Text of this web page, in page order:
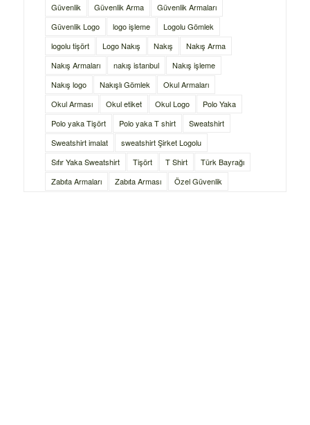
Güvenlik
Güvenlik Arma
Güvenlik Armaları
Güvenlik Logo
logo işleme
Logolu Gömlek
logolu tişört
Logo Nakış Nakış
Nakış Arma
Nakış Armaları
nakış istanbul
Nakış işleme
Nakış logo
Nakışlı Gömlek
Okul Armaları
Okul Arması
Okul etiket Okul Logo
Polo Yaka
Polo yaka Tişört
Polo yaka T shirt
Sweatshirt
Sweatshirt imalat
sweatshirt Şirket Logolu
Sıfır Yaka Sweatshirt
Tişört T Shirt
Türk Bayrağı
Zabıta Armaları
Zabıta Arması Özel Güvenlik